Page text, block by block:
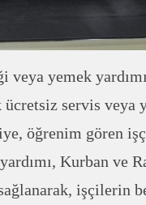
yemek
servis veya
öğrenim gören
Kurban ve
işçilerin